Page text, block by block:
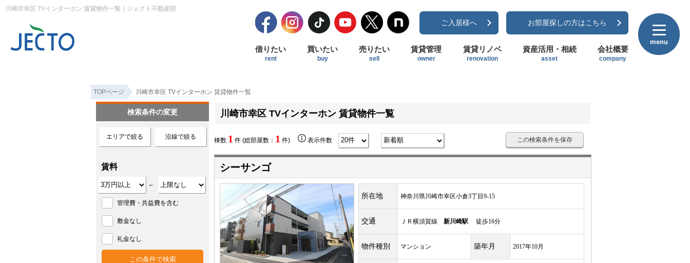
川崎市幸区 TVインターホン 賃貸物件一覧｜ジェクト不動産部
ご入居様へ お部屋探しの方はこちら
借りたい
rent
買いたい
buy
売りたい
sell
賃貸管理
owner
賃貸リノベ
renovation
資産活用・相続
asset
会社概要
company
menu
menu
TOPページ 川崎市幸区 TVインターホン 賃貸物件一覧
川崎市幸区 TVインターホン 賃貸物件一覧
棟数 1 件 (総部屋数： 1 件) 表示件数 この検索条件を保存
シーサンゴ
所在地 神奈川県川崎市幸区小倉3丁目9-15
交通 ＪＲ横須賀線 新川崎駅 徒歩16分
物件種別 マンション 築年月 2017年10月
検索条件の変更
エリアで絞る 沿線で絞る
賃料
～
管理費・共益費を含む
敷金なし
礼金なし